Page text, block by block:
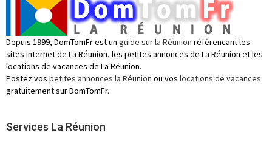
Depuis 1999, DomTomFr est un guide sur la Réunion référencant les
sites internet de La Réunion, les petites annonces de La Réunion et les
locations de vacances de La Réunion.
Postez vos petites annonces la Réunion ou vos locations de vacances
gratuitement sur DomTomFr.
Services La Réunion